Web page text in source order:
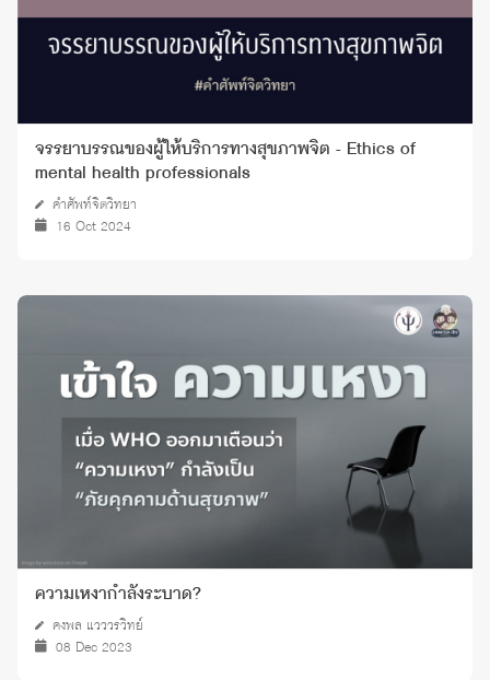
จรรยาบรรณของผู้ให้บริการทางสุขภาพจิต - Ethics of
mental health professionals
คำศัพท์จิตวิทยา
16 Oct 2024
ความเหงากำลังระบาด?
คงพล แวววรวิทย์
08 Dec 2023